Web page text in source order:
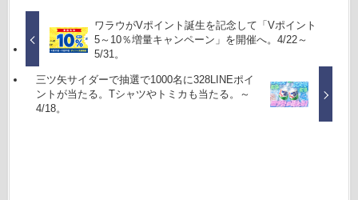
ワラウがVポイント誕生を記念して「Vポイント
5～10％増量キャンペーン」を開催へ。4/22～
5/31。
三ツ矢サイダーで抽選で1000名に328LINEポイ
ントが当たる。Tシャツやトミカも当たる。～
4/18。